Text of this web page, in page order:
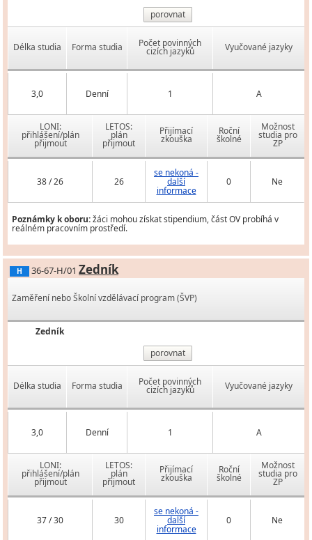
porovnat
Délka studia Forma studia Počet povinných
cizích jazyků Vyučované jazyky
3,0 Denní 1 A
LONI:
přihlášení/plán
přijmout
LETOS:
plán
přijmout
Přijímací
zkouška
Roční
školné
Možnost
studia pro
ZP
38 / 26 26
se nekoná -
další
informace
0 Ne
Poznámky k oboru:žáci mohou získat stipendium, část OV probíhá v
reálném pracovním prostředí.
H 36-67-H/01 Zedník
Zaměření nebo Školní vzdělávací program (ŠVP)
Zedník
porovnat
Délka studia Forma studia Počet povinných
cizích jazyků Vyučované jazyky
3,0 Denní 1 A
LONI:
přihlášení/plán
přijmout
LETOS:
plán
přijmout
Přijímací
zkouška
Roční
školné
Možnost
studia pro
ZP
37 / 30 30
se nekoná -
další
informace
0 Ne